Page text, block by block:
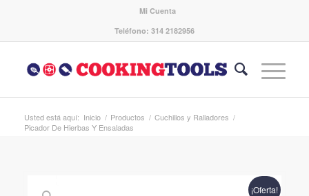
Mi Cuenta
Teléfono: 314 2182956
Usted está aquí: Inicio / Productos / Cuchillos y Ralladores /
Picador De Hierbas Y Ensaladas
¡Oferta!